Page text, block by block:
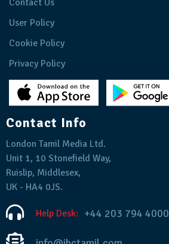
Contact Us
User Policy
Cookie Policy
Privacy Policy
Contact Info
London Tamil Media Ltd.
Unit 1, 10 Stonefield Way,
Ruislip, Middlesex,
UK - HA4 0JS.
Help Desk: +44 203 794 4000